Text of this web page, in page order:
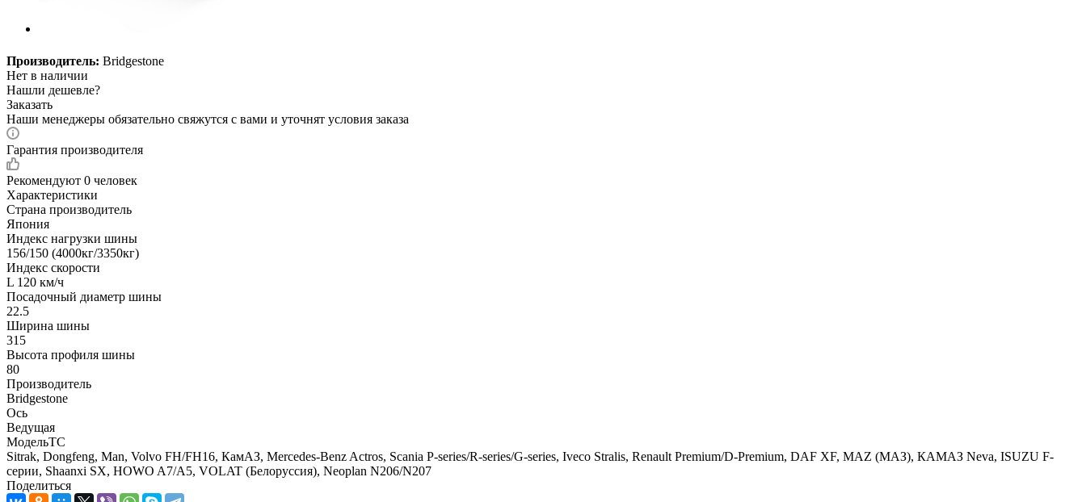
Производитель: Bridgestone
Нет в наличии
Нашли дешевле?
Заказать
Наши менеджеры обязательно свяжутся с вами и уточнят условия заказа
Гарантия производителя
Рекомендуют 0 человек
Характеристики
Страна производитель
Япония
Индекс нагрузки шины
156/150 (4000кг/3350кг)
Индекс скорости
L 120 км/ч
Посадочный диаметр шины
22.5
Ширина шины
315
Высота профиля шины
80
Производитель
Bridgestone
Ось
Ведущая
МодельТС
Sitrak, Dongfeng, Man, Volvo FH/FH16, КамАЗ, Mercedes-Benz Actros, Scania P-series/R-series/G-series, Iveco Stralis, Renault Premium/D-Premium, DAF XF, MAZ (МАЗ), КАМАЗ Neva, ISUZU F-
серии, Shaanxi SX, HOWO A7/A5, VOLAT (Белоруссия), Neoplan N206/N207
Поделиться